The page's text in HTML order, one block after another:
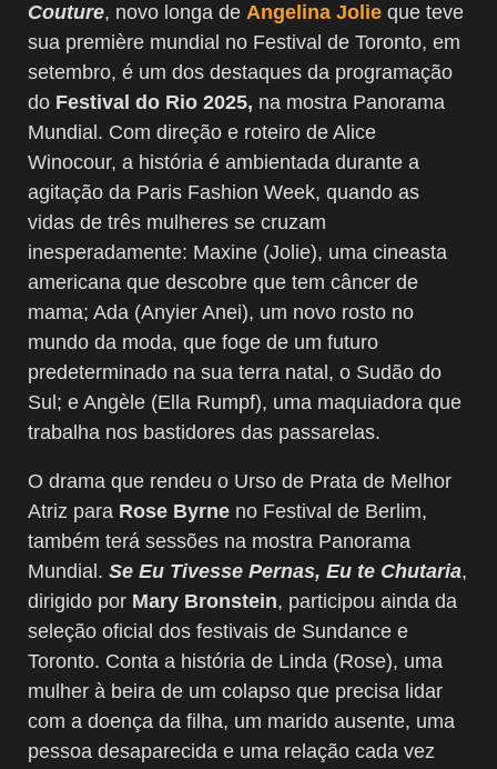
Couture, novo longa de Angelina Jolie que teve
sua première mundial no Festival de Toronto, em
setembro, é um dos destaques da programação
do Festival do Rio 2025, na mostra Panorama
Mundial. Com direção e roteiro de Alice
Winocour, a história é ambientada durante a
agitação da Paris Fashion Week, quando as
vidas de três mulheres se cruzam
inesperadamente: Maxine (Jolie), uma cineasta
americana que descobre que tem câncer de
mama; Ada (Anyier Anei), um novo rosto no
mundo da moda, que foge de um futuro
predeterminado na sua terra natal, o Sudão do
Sul; e Angèle (Ella Rumpf), uma maquiadora que
trabalha nos bastidores das passarelas.
O drama que rendeu o Urso de Prata de Melhor
Atriz para Rose Byrne no Festival de Berlim,
também terá sessões na mostra Panorama
Mundial. Se Eu Tivesse Pernas, Eu te Chutaria,
dirigido por Mary Bronstein, participou ainda da
seleção oficial dos festivais de Sundance e
Toronto. Conta a história de Linda (Rose), uma
mulher à beira de um colapso que precisa lidar
com a doença da filha, um marido ausente, uma
pessoa desaparecida e uma relação cada vez